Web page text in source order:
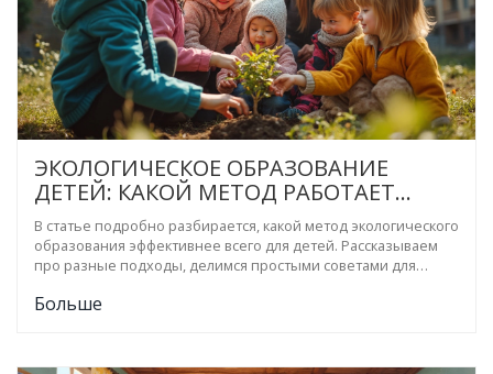
ЭКОЛОГИЧЕСКОЕ ОБРАЗОВАНИЕ
ДЕТЕЙ: КАКОЙ МЕТОД РАБОТАЕТ
ЛУЧШЕ ВСЕГО
В статье подробно разбирается, какой метод экологического
образования эффективнее всего для детей. Рассказываем
про разные подходы, делимся простыми советами для
повседневной жизни. Особое внимание уделяем
не скучным, а осознанным и увлекательным.
Больше